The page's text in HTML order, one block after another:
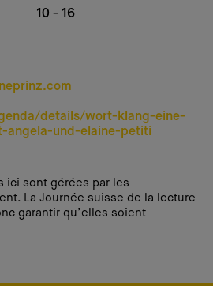
10 - 16
details/wort-klang-eine-
angela-und-elaine-petiti
ici sont gérées par les
La Journée suisse de la lecture
garantir qu’elles soient